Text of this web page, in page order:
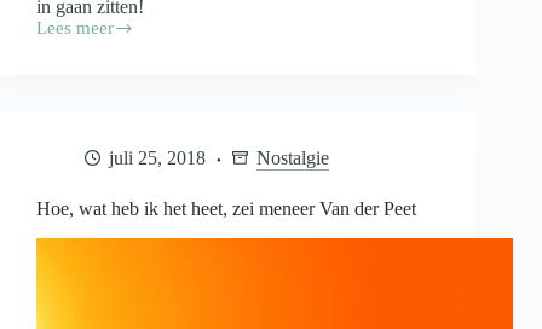
in gaan zitten!
Lees meer
Denk
vandaag juli 25, 2018 Nostalgie
Hoe, wat heb ik het heet, zei meneer Van der Peet